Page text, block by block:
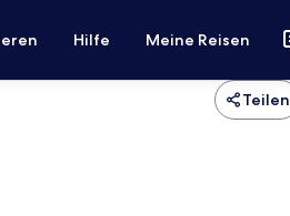
Hilfe Meine Reisen
Teilen